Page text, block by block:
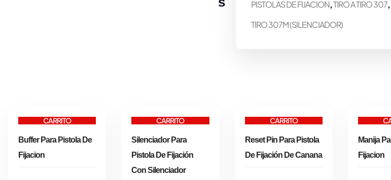
PISTOLAS DE FIJACION,TIRO A TIRO 307,
TIRO 307M (SILENCIADOR)
CARRITO
Buffer Para Pistola De
Fijacion
CARRITO
Silenciador Para
Pistola De Fijación
Con Silenciador
CARRITO
Reset Pin Para Pistola
De Fijación De Canana
Manija
Fijacion